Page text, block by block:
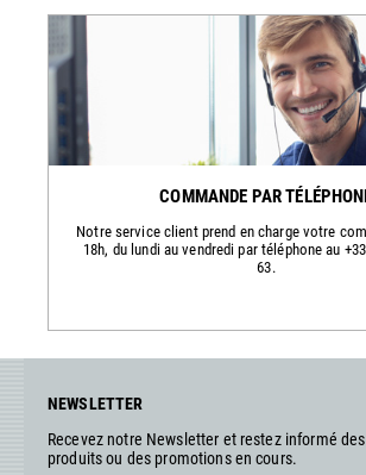
COMMANDE PAR
Notre service client prend en charge votre
18h, du lundi au vendredi par téléphone au
63.
NEWSLETTER
Recevez notre Newsletter et restez informé
produits ou des promotions en cours.